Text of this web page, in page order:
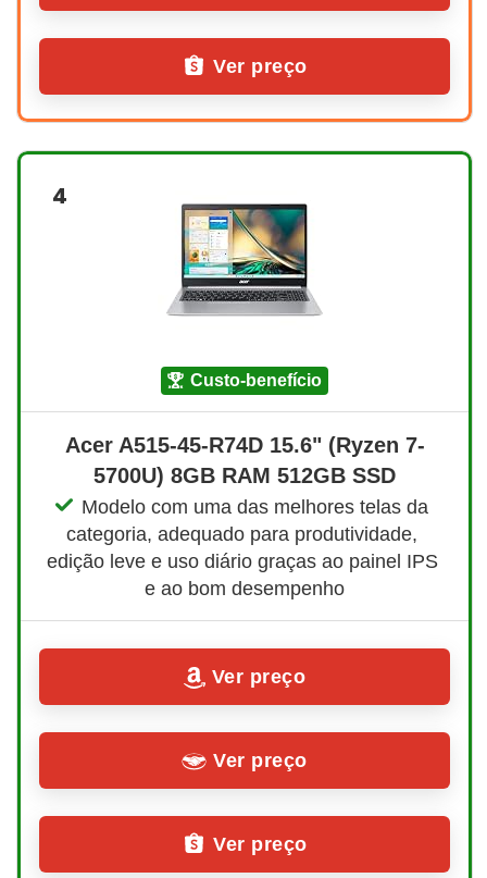
Ver preço
4
custo-benefício
Acer A515-45-R74D 15.6" (Ryzen 7-
5700U) 8GB RAM 512GB SSD
Modelo com uma das melhores telas da
categoria, adequado para produtividade,
edição leve e uso diário graças ao painel IPS
e ao bom desempenho
Ver preço
Ver preço
Ver preço